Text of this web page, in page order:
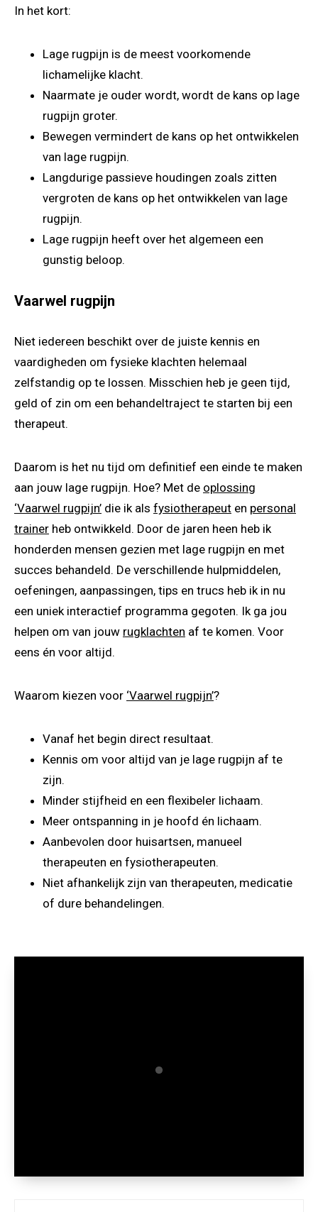
In het kort:
Lage rugpijn is de meest voorkomende
lichamelijke klacht.
Naarmate je ouder wordt, wordt de kans op lage
rugpijn groter.
Bewegen vermindert de kans op het ontwikkelen
van lage rugpijn.
Langdurige passieve houdingen zoals zitten
vergroten de kans op het ontwikkelen van lage
rugpijn.
Lage rugpijn heeft over het algemeen een
gunstig beloop.
Vaarwel rugpijn
Niet iedereen beschikt over de juiste kennis en
vaardigheden om fysieke klachten helemaal
zelfstandig op te lossen. Misschien heb je geen tijd,
geld of zin om een behandeltraject te starten bij een
therapeut.
Daarom is het nu tijd om definitief een einde te maken
aan jouw lage rugpijn. Hoe? Met de oplossing
‘Vaarwel rugpijn’ die ik als fysiotherapeut en personal
trainer heb ontwikkeld. Door de jaren heen heb ik
honderden mensen gezien met lage rugpijn en met
succes behandeld. De verschillende hulpmiddelen,
oefeningen, aanpassingen, tips en trucs heb ik in nu
een uniek interactief programma gegoten. Ik ga jou
helpen om van jouw rugklachten af te komen. Voor
eens én voor altijd.
Waarom kiezen voor ‘Vaarwel rugpijn’?
Vanaf het begin direct resultaat.
Kennis om voor altijd van je lage rugpijn af te
zijn.
Minder stijfheid en een flexibeler lichaam.
Meer ontspanning in je hoofd én lichaam.
Aanbevolen door huisartsen, manueel
therapeuten en fysiotherapeuten.
Niet afhankelijk zijn van therapeuten, medicatie
of dure behandelingen.